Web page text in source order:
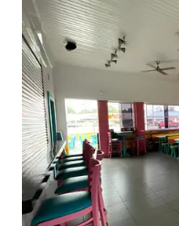
Prada, Chanel, Dior. La propriété dispose de 3 belles
chambres, 3 salons
salon/bureau).